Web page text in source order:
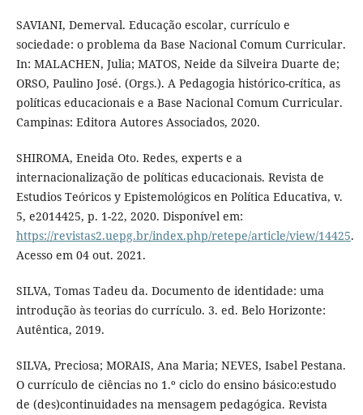
SAVIANI, Demerval. Educação escolar, currículo e
sociedade: o problema da Base Nacional Comum Curricular.
In: MALACHEN, Julia; MATOS, Neide da Silveira Duarte de;
ORSO, Paulino José. (Orgs.). A Pedagogia histórico-crítica, as
políticas educacionais e a Base Nacional Comum Curricular.
Campinas: Editora Autores Associados, 2020.
SHIROMA, Eneida Oto. Redes, experts e a
internacionalização de políticas educacionais. Revista de
Estudios Teóricos y Epistemológicos en Política Educativa, v.
5, e2014425, p. 1-22, 2020. Disponível em:
https://revistas2.uepg.br/index.php/retepe/article/view/14425.
Acesso em 04 out. 2021.
SILVA, Tomas Tadeu da. Documento de identidade: uma
introdução às teorias do currículo. 3. ed. Belo Horizonte:
Autêntica, 2019.
SILVA, Preciosa; MORAIS, Ana Maria; NEVES, Isabel Pestana.
O currículo de ciências no 1.º ciclo do ensino básico:estudo
de (des)continuidades na mensagem pedagógica. Revista